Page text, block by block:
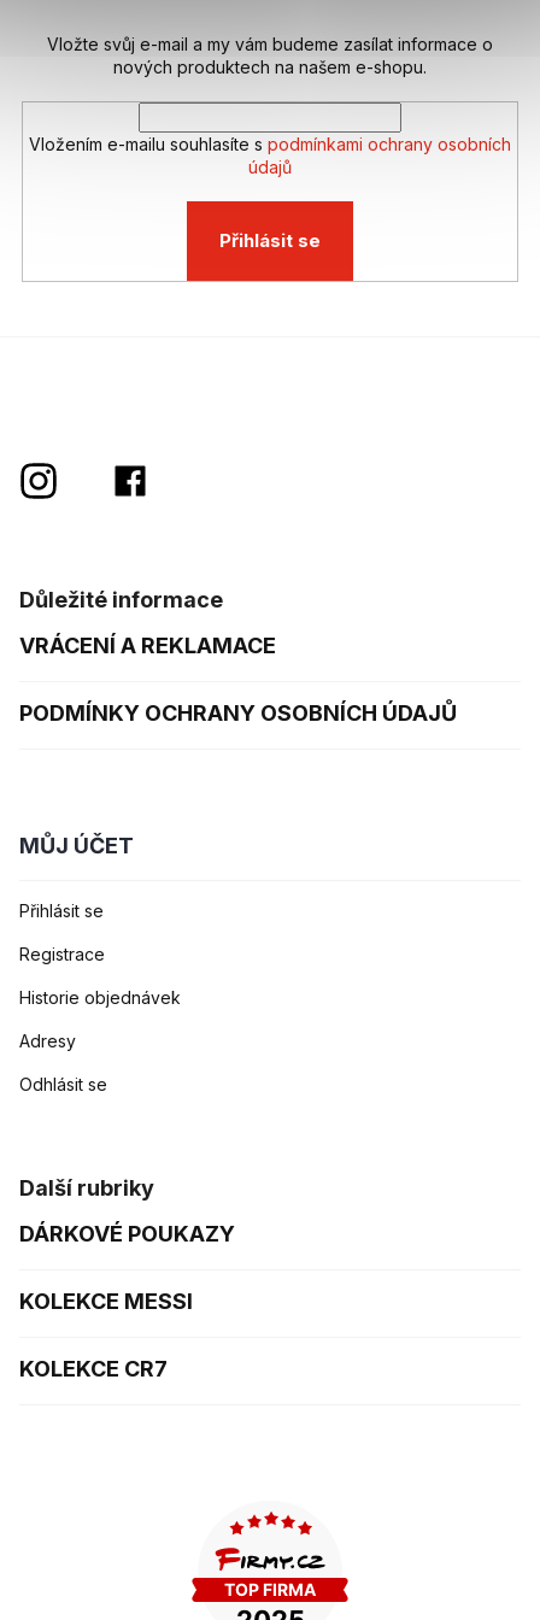
Vložte svůj e-mail a my vám budeme zasílat informace o
nových produktech na našem e-shopu.
Vložením e-mailu souhlasíte s podmínkami ochrany osobních
údajů
Přihlásit se
Důležité informace
VRÁCENÍ A REKLAMACE
PODMÍNKY OCHRANY OSOBNÍCH ÚDAJŮ
MŮJ ÚČET
Přihlásit se
Registrace
Historie objednávek
Adresy
Odhlásit se
Další rubriky
DÁRKOVÉ POUKAZY
KOLEKCE MESSI
KOLEKCE CR7